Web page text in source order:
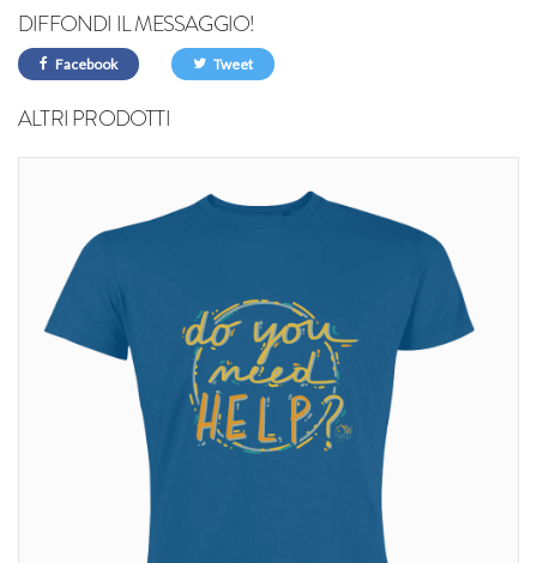
DIFFONDI IL MESSAGGIO!
Facebook Tweet
ALTRI PRODOTTI